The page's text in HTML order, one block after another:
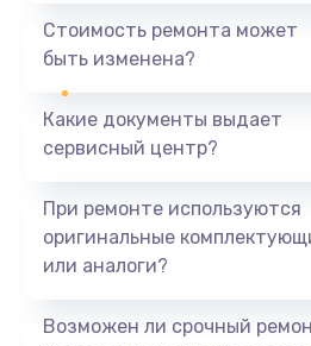
590 руб.
Замена задней
Замена микросхемы
Стоимость ремонта может
быть изменена?
Какие документы выдает
сервисный центр?
При ремонте используются
оригинальные
или аналоги?
Возможен ли срочный